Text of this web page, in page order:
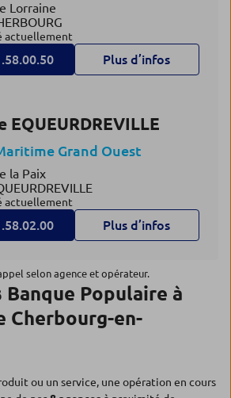
Lorraine
actuellement
Plus d’infos
EQUEURDREVILLE
Grand Ouest
la Paix
actuellement
Plus d’infos
selon agence et opérateur.
Banque Populaire à
Cherbourg-en-
ou un service, une opération en cours